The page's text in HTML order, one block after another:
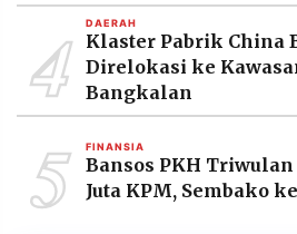
4 DAERAH
Klaster Pabrik China
Direlokasi ke
Bangkalan
5 FINANSIA
Bansos PKH
Juta KPM, Sembako